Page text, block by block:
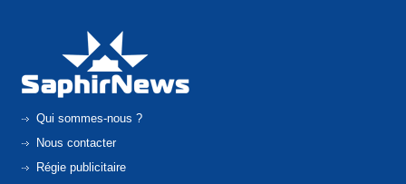
Qui sommes-nous ?
Nous contacter
Régie publicitaire